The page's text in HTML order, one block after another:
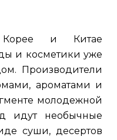
и Китае
и косметики уже
Производители
ароматами и
молодежной
идут необычные
суши, десертов